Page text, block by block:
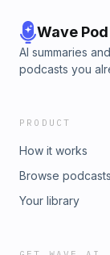
Wave Pod
AI summaries
podcasts you
PRODUCT
How it works
Browse podcasts
Your library